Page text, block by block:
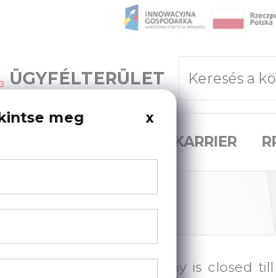
ÜGYFÉLTERÜLET
KARRIER
meg
x
taking, our company is closed till